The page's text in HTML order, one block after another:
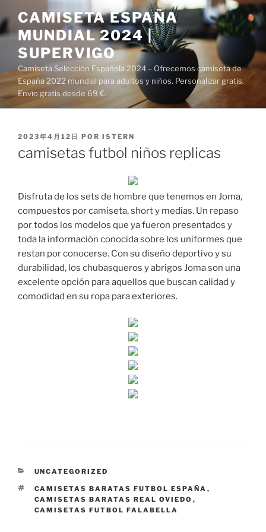
al
contenido
CAMISETA ESPAÑA
MUNDIAL 2024 |
SUPERVIGO
Camiseta Selección Española 2024 – Ofrecemos camiseta de
España 2022 mundial para adultos y niños. Personalizar gratis.
Envío gratis desde 69 €.
PUBLICADO
2023年4月12日 POR ISTERN
camisetas futbol niños replicas
Disfruta de los sets de hombre que tenemos en Joma,
compuestos por camiseta, short y medias. Un repaso
por todos los modelos que ya fueron presentados y
toda la información conocida sobre los uniformes que
restan por conocerse. Con su diseño deportivo y su
durabilidad, los chubasqueros y abrigos Joma son una
excelente opción para aquellos que buscan calidad y
comodidad en su ropa para exteriores.
CATEGORÍAS
UNCATEGORIZED
ETIQUETAS
CAMISETAS BARATAS FUTBOL ESPAÑA ,
CAMISETAS BARATAS REAL OVIEDO ,
CAMISETAS FUTBOL FALABELLA